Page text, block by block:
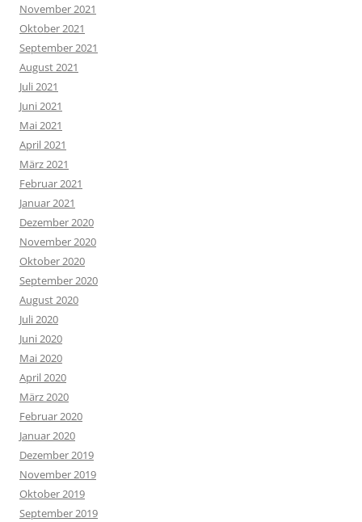
November 2021
Oktober 2021
September 2021
August 2021
Juli 2021
Juni 2021
Mai 2021
April 2021
März 2021
Februar 2021
Januar 2021
Dezember 2020
November 2020
Oktober 2020
September 2020
August 2020
Juli 2020
Juni 2020
Mai 2020
April 2020
März 2020
Februar 2020
Januar 2020
Dezember 2019
November 2019
Oktober 2019
September 2019